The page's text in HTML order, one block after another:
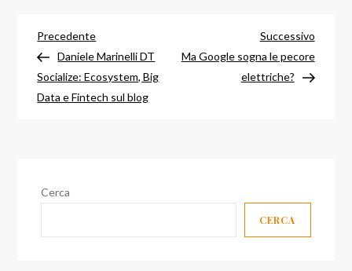
Navigazione
articoli
Articolo
precedente
Precedente
Daniele Marinelli DT
Socialize: Ecosystem, Big
Data e Fintech sul blog
Successivo
Ma Google sogna le pecore
elettriche?
Cerca
CERCA